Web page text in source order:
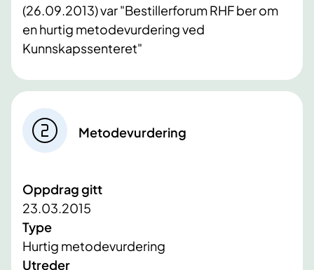
(26.09.2013) var "Bestillerforum RHF ber om
en hurtig metodevurdering ved
Kunnskapssenteret"
Metodevurdering
Oppdrag gitt
23.03.2015
Type
Hurtig metodevurdering
Utreder